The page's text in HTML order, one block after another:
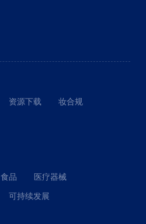
资源下载
妆合规
食品
医疗器械
可持续发展